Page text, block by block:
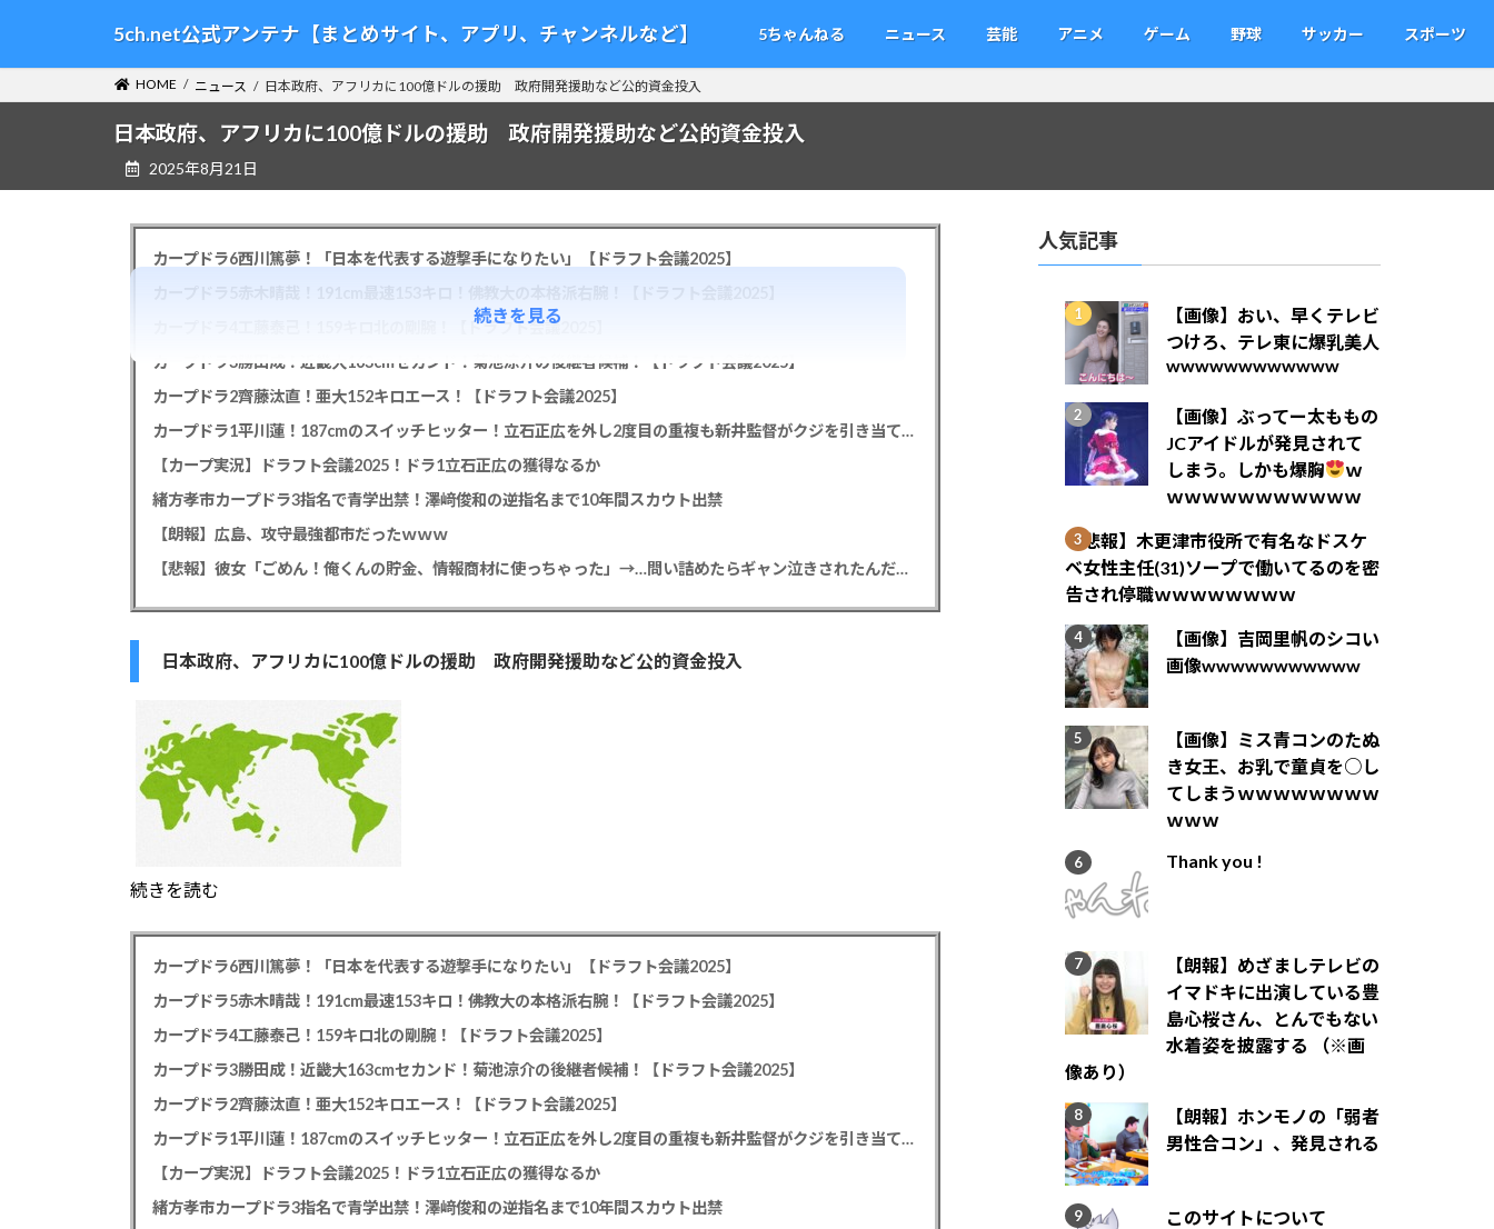
テ
ゲ
5ch.net公式アンテナ【まとめサイト、アプリ、チャンネルなど】 5ちゃんねる ニュース 芸能 アニメ ゲーム 野球 サッカー スポーツ
HOME ニュース 日本政府、アフリカに100億ドルの援助 政府開発援助など公的資金投入
日本政府、アフリカに100億ドルの援助 政府開発援助など公的資金投入
2025年8月21日
カープドラ6西川篤夢！「日本を代表する遊撃手になりたい」【ドラフト会議2025】
カープドラ4工藤泰己！159キロ北の剛腕！【ドラフト会議2025】
カープドラ3勝田成！近畿大163cmセカンド！菊池涼介の後継者候補！【ドラフト会議2025】
カープドラ2齊藤汰直！亜大152キロエース！【ドラフト会議2025】
カープドラ1平川蓮！187cmのスイッチヒッター！立石正広を外し2度目の重複も新井監督がクジを引き当てる！【ドラフト会議2025】
【カープ実況】ドラフト会議2025！ドラ1立石正広の獲得なるか
緒方孝市カープドラ3指名で青学出禁！澤﨑俊和の逆指名まで10年間スカウト出禁
【朗報】広島、攻守最強都市だったｗｗｗ
【悲報】彼女「ごめん！俺くんの貯金、情報商材に使っちゃった」→…問い詰めたらギャン泣きされたんだが俺が悪いのか？
日本政府、アフリカに100億ドルの援助 政府開発援助など公的資金投入
続きを読む
続きを見る
カープドラ6西川篤夢！「日本を代表する遊撃手になりたい」【ドラフト会議2025】
カープドラ5赤木晴哉！191cm最速153キロ！佛教大の本格派右腕！【ドラフト会議2025】
カープドラ4工藤泰己！159キロ北の剛腕！【ドラフト会議2025】
カープドラ3勝田成！近畿大163cmセカンド！菊池涼介の後継者候補！【ドラフト会議2025】
カープドラ2齊藤汰直！亜大152キロエース！【ドラフト会議2025】
カープドラ1平川蓮！187cmのスイッチヒッター！立石正広を外し2度目の重複も新井監督がクジを引き当てる！【ドラフト会議2025】
【カープ実況】ドラフト会議2025！ドラ1立石正広の獲得なるか
緒方孝市カープドラ3指名で青学出禁！澤﨑俊和の逆指名まで10年間スカウト出禁
人気記事
【画像】おい、早くテレビ
つけろ、テレ東に爆乳美人
wwwwwwwwwwww
【画像】ぶってー太ももの
JCアイドルが発見されて
しまう。しかも爆胸
ｗ
ｗｗｗｗｗｗｗｗｗｗｗ
【悲報】木更津市役所で有名なドスケ
ベ女性主任(31)ソープで働いてるのを密
告され停職ｗｗｗｗｗｗｗｗ
【画像】吉岡里帆のシコい
画像wwwwwwwwwww
【画像】ミス青コンのたぬ
き女王、お乳で童貞を○し
てしまうｗｗｗｗｗｗｗｗ
ｗｗｗ
Thank you !
【朗報】めざましテレビの
イマドキに出演している豊
島心桜さん、とんでもない
水着姿を披露する （※画
像あり）
【朗報】ホンモノの「弱者
男性合コン」、発見される
このサイトについて